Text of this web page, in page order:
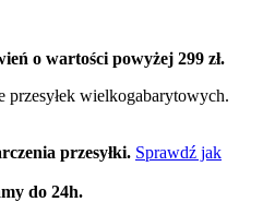
o wartości powyżej 299 zł.
przesyłek wielkogabarytowych.
przesyłki. Sprawdź jak
do 24h.